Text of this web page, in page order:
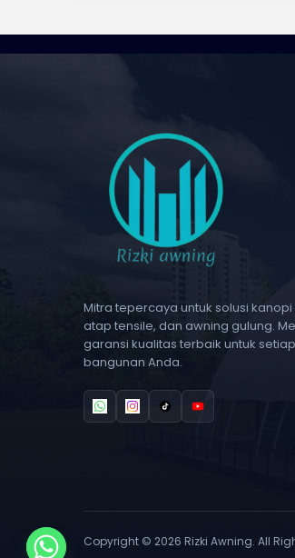
Mitra tepercaya untuk solusi
atap tensile, dan awning gulung.
garansi kualitas terbaik untuk
bangunan Anda.
Copyright © 2026 Rizki Awning. All